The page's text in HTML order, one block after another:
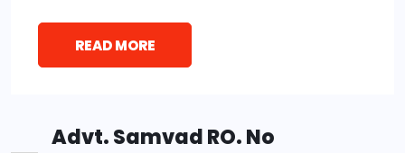
READ MORE
Advt. Samvad RO. No